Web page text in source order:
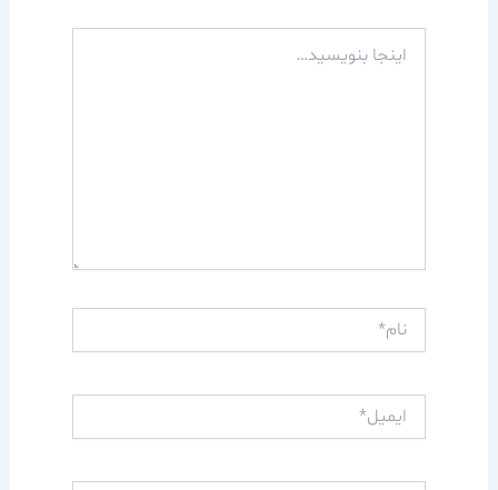
بنویسید…